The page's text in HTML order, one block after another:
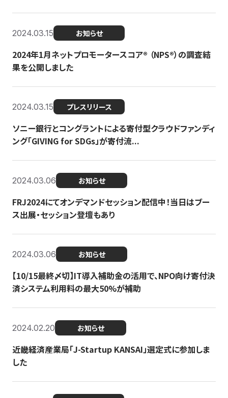
2024.03.15 お知らせ
2024年1月ネットプロモータースコア®︎ （NPS®︎）の調査結
果を公開しました
2024.03.15 プレスリリース
ソニー銀行とコングラントによる寄付型クラウドファンディ
ング「GIVING for SDGs」が寄付流...
2024.03.06 お知らせ
FRJ2024にてオンデマンドセッション配信中！当日はブー
ス出展・セッション登壇もあり
2024.03.06 お知らせ
【10/15最終〆切】IT導入補助金の活用で、NPO向け寄付決
済システム利用料の最大50%が補助
2024.02.20 お知らせ
近畿経済産業局「J-Startup KANSAI」選定式に参加しま
した